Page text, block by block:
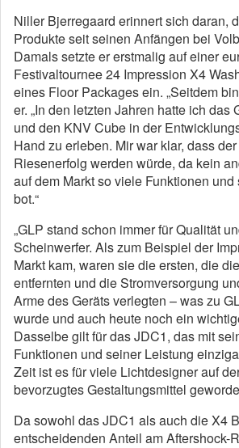
Niller Bjerregaard erinnert sich daran,
Produkte seit seinen Anfängen bei
Damals setzte er erstmalig auf einer
Festivaltournee 24 Impression X4
eines Floor Packages ein. „Seitdem
er. „In den letzten Jahren hatte ich das
und den KNV Cube in der
Hand zu erleben. Mir war klar, dass
Riesenerfolg werden würde, da kein
auf dem Markt so viele Funktionen
bot.“
„GLP stand schon immer für Qualität
Scheinwerfer. Als zum Beispiel der
Markt kam, waren sie die ersten, die
entfernten und die Stromversorgung
Arme des Geräts verlegten – was zu
wurde und auch heute noch ein
Dasselbe gilt für das JDC1, das mit
Funktionen und seiner Leistung
Zeit ist es für viele Lichtdesigner auf
bevorzugtes Gestaltungsmittel
Da sowohl das JDC1 als auch die X4
entscheidenden Anteil am Aftershock-